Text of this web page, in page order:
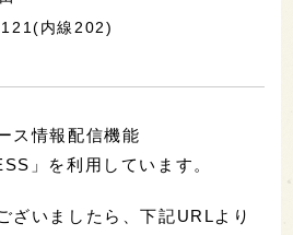
内線202)
ス情報配信機能
」を利用しています。
ざいましたら、下記URLより